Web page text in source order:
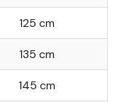
125 cm
135 cm
145 cm